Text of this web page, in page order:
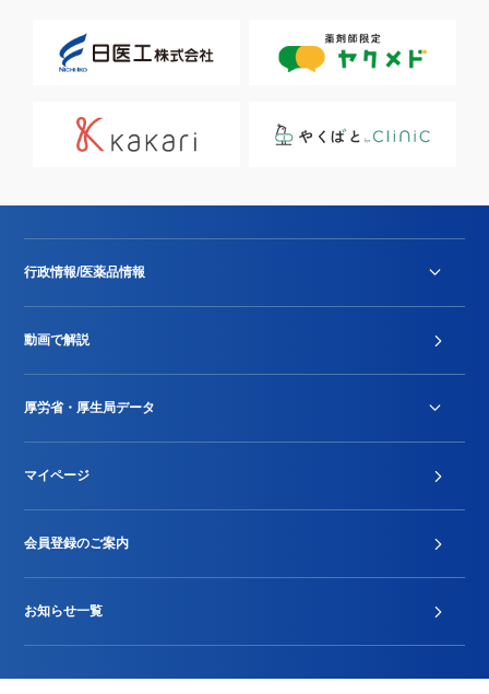
行政情報/医薬品情報
Stu-GEレポート
動画で解説
厚労省・厚生局データ
2024年度新設項目届出状況
マイページ
会員登録のご案内
お知らせ一覧